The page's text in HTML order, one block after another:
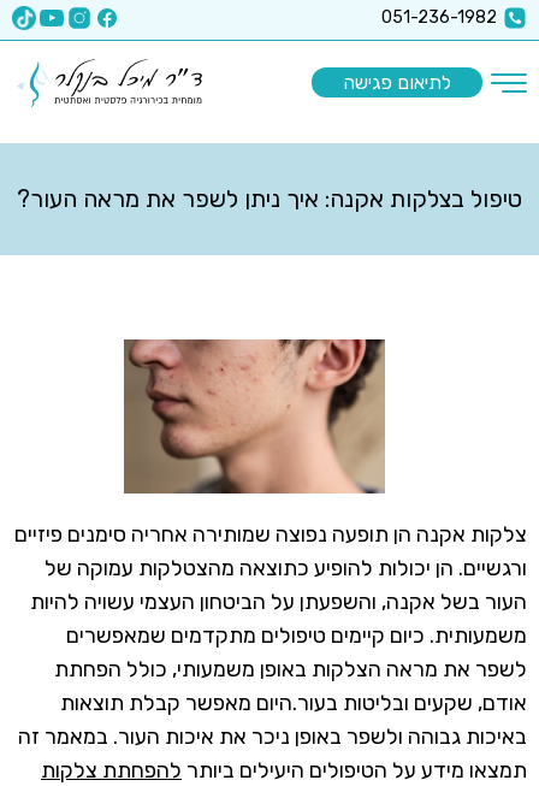
x-api-key":"6512a67ea5f63b3ec1a8b9e9
051-236-1982
לתיאום פגישה
טיפול בצלקות אקנה: איך ניתן לשפר את מראה העור?
צלקות אקנה הן תופעה נפוצה שמותירה אחריה סימנים פיזיים
ורגשיים. הן יכולות להופיע כתוצאה מהצטלקות עמוקה של
העור בשל אקנה, והשפעתן על הביטחון העצמי עשויה להיות
משמעותית. כיום קיימים טיפולים מתקדמים שמאפשרים
לשפר את מראה הצלקות באופן משמעותי, כולל הפחתת
אודם, שקעים ובליטות בעור.היום מאפשר קבלת תוצאות
באיכות גבוהה ולשפר באופן ניכר את איכות העור. במאמר זה
תמצאו מידע על הטיפולים היעילים ביותר להפחתת צלקות